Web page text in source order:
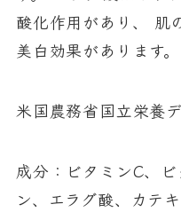
酸化作用があり、 肌
美白効果があります。
米国農務省国立栄養
成分： ビタミンC、
ン、エラグ酸、カテ